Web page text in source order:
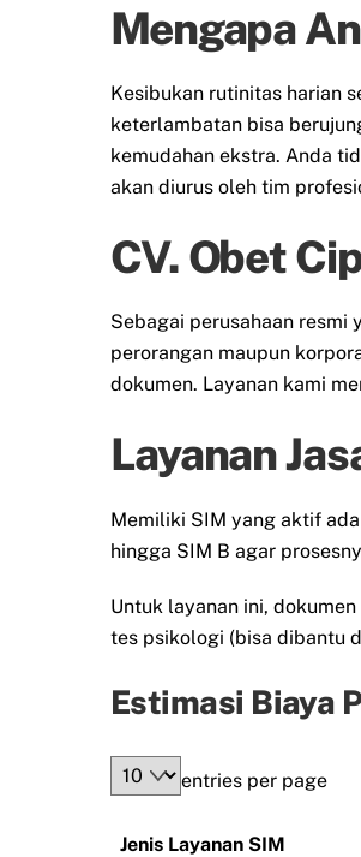
Mengapa
Kesibukan rutinitas harian
keterlambatan bisa
kemudahan ekstra. Anda
akan diurus oleh tim
CV. Obet
Sebagai perusahaan resmi
perorangan maupun
dokumen. Layanan kami
Layanan
Memiliki SIM yang aktif
hingga SIM B agar
Untuk layanan ini,
tes psikologi (bisa dibantu
Estimasi Biaya
entries per page
Jenis Layanan SIM